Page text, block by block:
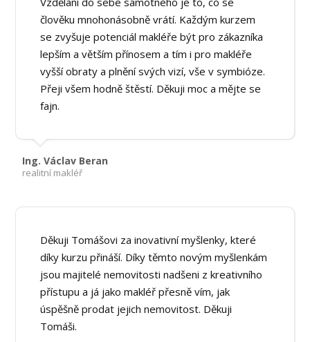
člověku mnohonásobně vrátí. Každým kurzem
se zvyšuje potenciál makléře být pro zákazníka
lepším a větším přínosem a tím i pro makléře
vyšší obraty a plnění svých vizí, vše v symbióze.
Přeji všem hodně štěstí. Děkuji moc a mějte se
fajn.
Ing. Václav Beran
realitní makléř
Děkuji Tomášovi za inovativní myšlenky, které
díky kurzu přináší. Díky těmto novým myšlenkám
jsou majitelé nemovitosti nadšeni z kreativního
přístupu a já jako makléř přesně vím, jak
úspěšně prodat jejich nemovitost. Děkuji
Tomáši.